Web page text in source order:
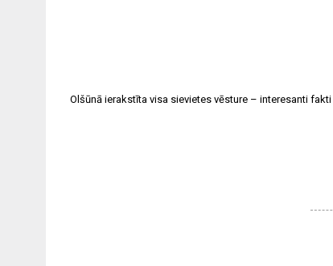
Olšūnā ierakstīta visa sievietes vēsture – interesanti